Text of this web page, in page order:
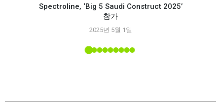
Spectroline, ‘Big 5 Saudi Construct 2025’
참가
2025년 5월 1일